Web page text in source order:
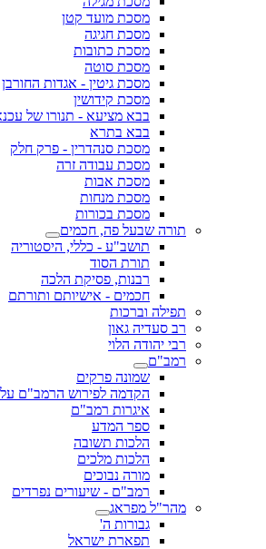
מסכת מועד קטן
מסכת חגיגה
מסכת כתובות
מסכת סוטה
מסכת גיטין - אגדות החורבן
מסכת קידושין
בבא מציעא - תנורו של
בבא בתרא
מסכת סנהדרין - פרק חלק
מסכת עבודה זרה
מסכת אבות
מסכת מנחות
מסכת בכורות
תורה שבעל פה, חכמים
תושב"ע - כללי, היסטוריה
תורת הסוד
רבנות, פסיקת הלכה
חכמים - אישיותם ותורתם
תפילה וברכות
רב סעדיה גאון
רבי יהודה הלוי
רמב"ם
שמונה פרקים
הקדמה לפירוש הרמב"ם
איגרות רמב"ם
ספר המדע
הלכות תשובה
הלכות מלכים
מורה נבוכים
רמב"ם - שיעורים נפרדים
מהר"ל מפראג
גבורות ה'
תפארת ישראל